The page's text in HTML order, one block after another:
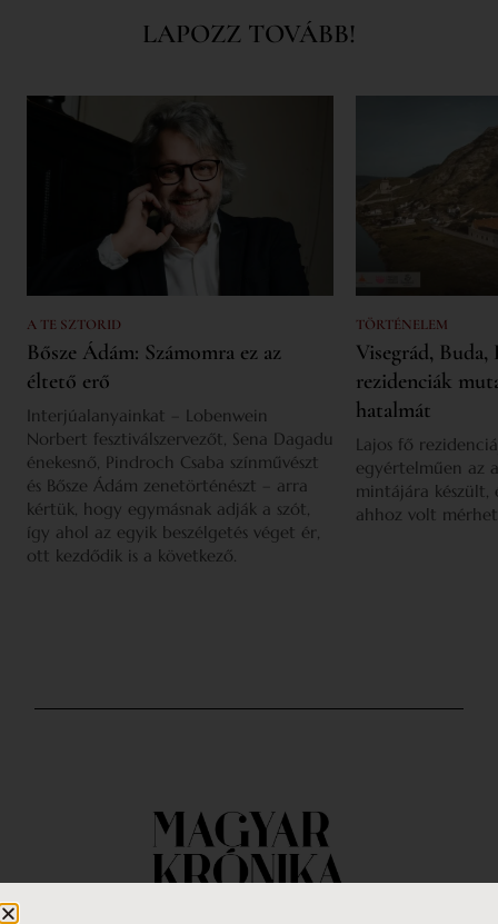
LAPOZZ TOVÁBB!
A TE SZTORID
Bősze Ádám: Számomra ez az
éltető erő
Interjúalanyainkat – Lobenwein
Norbert fesztiválszervezőt, Sena Dagadu
énekesnő, Pindroch Csaba színművészt
és Bősze Ádám zenetörténészt – arra
kértük, hogy egymásnak adják a szót,
így ahol az egyik beszélgetés véget ér,
ott kezdődik is a következő.
TÖRTÉNELEM
Visegrád,
rezidenciák
hatalmát
Lajos fő
egyértelműen az
mintájára készült,
ahhoz volt